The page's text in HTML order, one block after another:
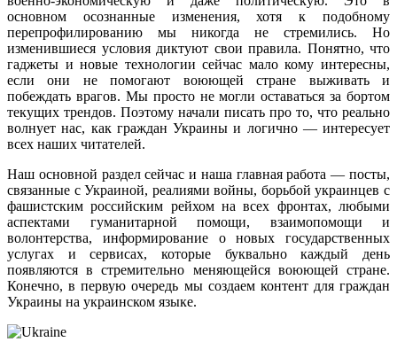
основном осознанные изменения, хотя к подобному
перепрофилированию мы никогда не стремились. Но
изменившиеся условия диктуют свои правила. Понятно, что
гаджеты и новые технологии сейчас мало кому интересны,
если они не помогают воюющей стране выживать и
побеждать врагов. Мы просто не могли оставаться за бортом
текущих трендов. Поэтому начали писать про то, что реально
волнует нас, как граждан Украины и логично — интересует
всех наших читателей.
Наш основной раздел сейчас и наша главная работа — посты,
связанные с Украиной, реалиями войны, борьбой украинцев с
фашистским российским рейхом на всех фронтах, любыми
аспектами гуманитарной помощи, взаимопомощи и
волонтерства, информирование о новых государственных
услугах и сервисах, которые буквально каждый день
появляются в стремительно меняющейся воюющей стране.
Конечно, в первую очередь мы создаем контент для граждан
Украины на украинском языке.